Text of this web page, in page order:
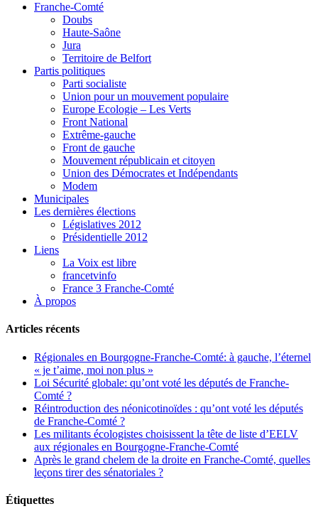
Franche-Comté
Doubs
Haute-Saône
Jura
Territoire de Belfort
Partis politiques
Parti socialiste
Union pour un mouvement populaire
Europe Ecologie – Les Verts
Front National
Extrême-gauche
Front de gauche
Mouvement républicain et citoyen
Union des Démocrates et Indépendants
Modem
Municipales
Les dernières élections
Législatives 2012
Présidentielle 2012
Liens
La Voix est libre
francetvinfo
France 3 Franche-Comté
À propos
Articles récents
Régionales en Bourgogne-Franche-Comté: à gauche, l’éternel
« je t’aime, moi non plus »
Loi Sécurité globale: qu’ont voté les députés de Franche-
Comté ?
Réintroduction des néonicotinoïdes : qu’ont voté les députés
de Franche-Comté ?
Les militants écologistes choisissent la tête de liste d’EELV
aux régionales en Bourgogne-Franche-Comté
Après le grand chelem de la droite en Franche-Comté, quelles
leçons tirer des sénatoriales ?
Étiquettes